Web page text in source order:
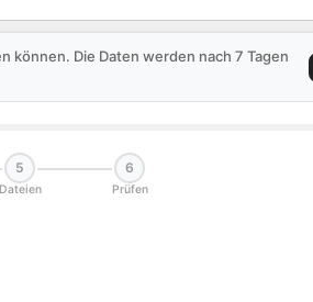
können. Die Daten werden nach 7 Tagen
5
Dateien
6
Prüfen